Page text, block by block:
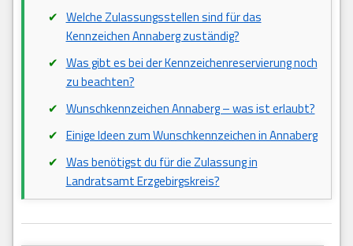
Welche Zulassungsstellen sind für das
Kennzeichen Annaberg zuständig?
Was gibt es bei der Kennzeichenreservierung noch
zu beachten?
Wunschkennzeichen Annaberg – was ist erlaubt?
Einige Ideen zum Wunschkennzeichen in Annaberg
Was benötigst du für die Zulassung in
Landratsamt Erzgebirgskreis?